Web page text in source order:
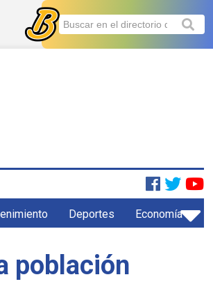
Deportes Economía
población